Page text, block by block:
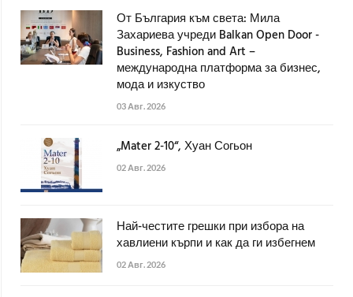
От България към света: Мила
Захариева учреди Balkan Open Door -
Business, Fashion and Art –
международна платформа за бизнес,
мода и изкуство
03 Авг. 2026
„Mater 2-10“, Хуан Согьон
02 Авг. 2026
Най-честите грешки при избора на
хавлиени кърпи и как да ги избегнем
02 Авг. 2026